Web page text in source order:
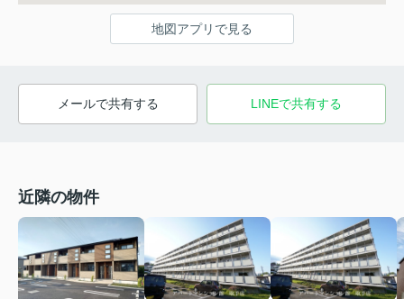
地図アプリで見る
メールで共有する LINEで共有する
近隣の物件